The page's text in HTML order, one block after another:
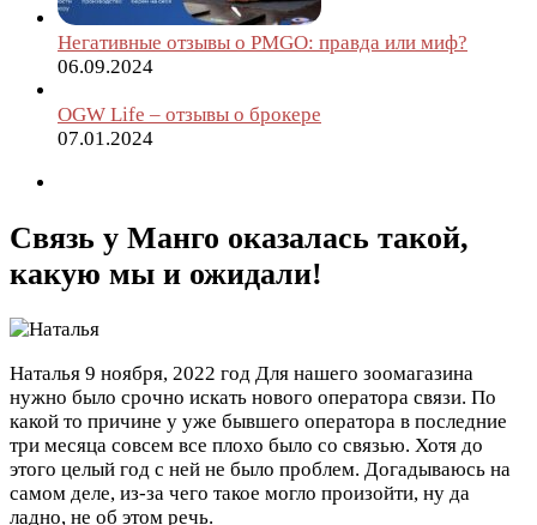
Негативные отзывы о PMGO: правда или миф?
06.09.2024
OGW Life – отзывы о брокере
07.01.2024
Связь у Манго оказалась такой,
какую мы и ожидали!
Наталья 9 ноября, 2022 год Для нашего зоомагазина
нужно было срочно искать нового оператора связи. По
какой то причине у уже бывшего оператора в последние
три месяца совсем все плохо было со связью. Хотя до
этого целый год с ней не было проблем. Догадываюсь на
самом деле, из-за чего такое могло произойти, ну да
ладно, не об этом речь.